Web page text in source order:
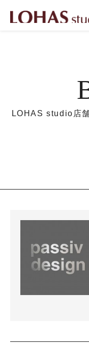
LOHAS studio店